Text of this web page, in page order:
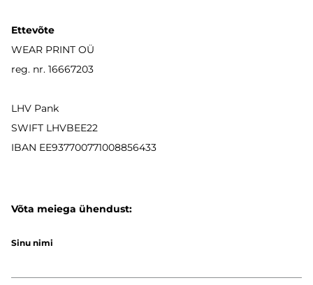
Ettevõte
WEAR PRINT OÜ
reg. nr. 16667203
LHV Pank
SWIFT LHVBEE22
IBAN EE937700771008856433
Võta meiega ühendust:
Sinu nimi